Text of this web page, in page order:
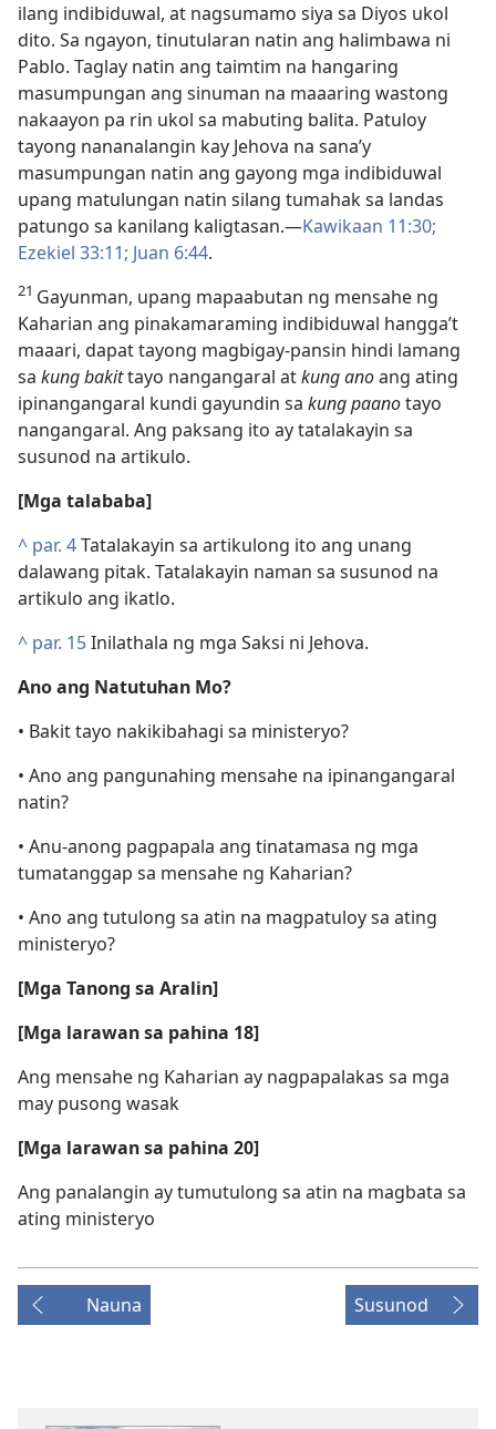
ilang indibiduwal, at nagsumamo siya sa Diyos ukol
dito. Sa ngayon, tinutularan natin ang halimbawa ni
Pablo. Taglay natin ang taimtim na hangaring
masumpungan ang sinuman na maaaring wastong
nakaayon pa rin ukol sa mabuting balita. Patuloy
tayong nananalangin kay Jehova na sana’y
masumpungan natin ang gayong mga indibiduwal
upang matulungan natin silang tumahak sa landas
patungo sa kanilang kaligtasan.​—Kawikaan 11:30;
Ezekiel 33:11; Juan 6:44.
21 Gayunman, upang mapaabutan ng mensahe ng
Kaharian ang pinakamaraming indibiduwal hangga’t
maaari, dapat tayong magbigay-pansin hindi lamang
sa kung bakittayo nangangaral atkung anoang ating
ipinangangaral kundi gayundin sa kung paanotayo
nangangaral. Ang paksang ito ay tatalakayin sa
susunod na artikulo.
[Mga talababa]
^ par. 4Tatalakayin sa artikulong ito ang unang
dalawang pitak. Tatalakayin naman sa susunod na
artikulo ang ikatlo.
^ par. 15Inilathala ng mga Saksi ni Jehova.
Ano ang Natutuhan Mo?
• Bakit tayo nakikibahagi sa ministeryo?
• Ano ang pangunahing mensahe na ipinangangaral
natin?
• Anu-anong pagpapala ang tinatamasa ng mga
tumatanggap sa mensahe ng Kaharian?
• Ano ang tutulong sa atin na magpatuloy sa ating
ministeryo?
[Mga Tanong sa Aralin]
[Mga larawan sa pahina 18]
Ang mensahe ng Kaharian ay nagpapalakas sa mga
may pusong wasak
[Mga larawan sa pahina 20]
Ang panalangin ay tumutulong sa atin na magbata sa
ating ministeryo
Nauna Susunod